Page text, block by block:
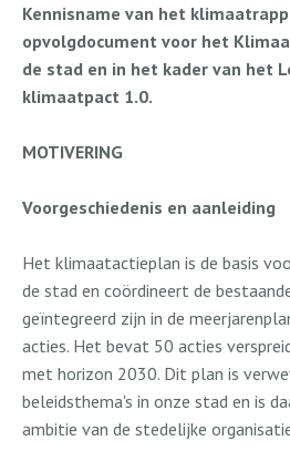
Kennisname van het
opvolgdocument voor het
de stad en in het kader van het
klimaatpact 1.0.
MOTIVERING
Voorgeschiedenis en aanleiding
Het klimaatactieplan is de basis
de stad en coördineert de
geïntegreerd zijn in de
acties. Het bevat 50 acties
met horizon 2030. Dit plan is
beleidsthema's in onze stad en is
ambitie van de stedelijke